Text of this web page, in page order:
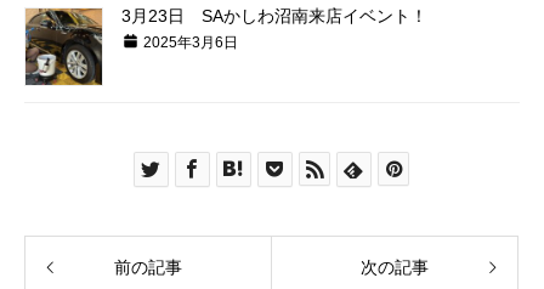
3月23日 SAかしわ沼南来店イベント！
2025年3月6日
前の記事 次の記事